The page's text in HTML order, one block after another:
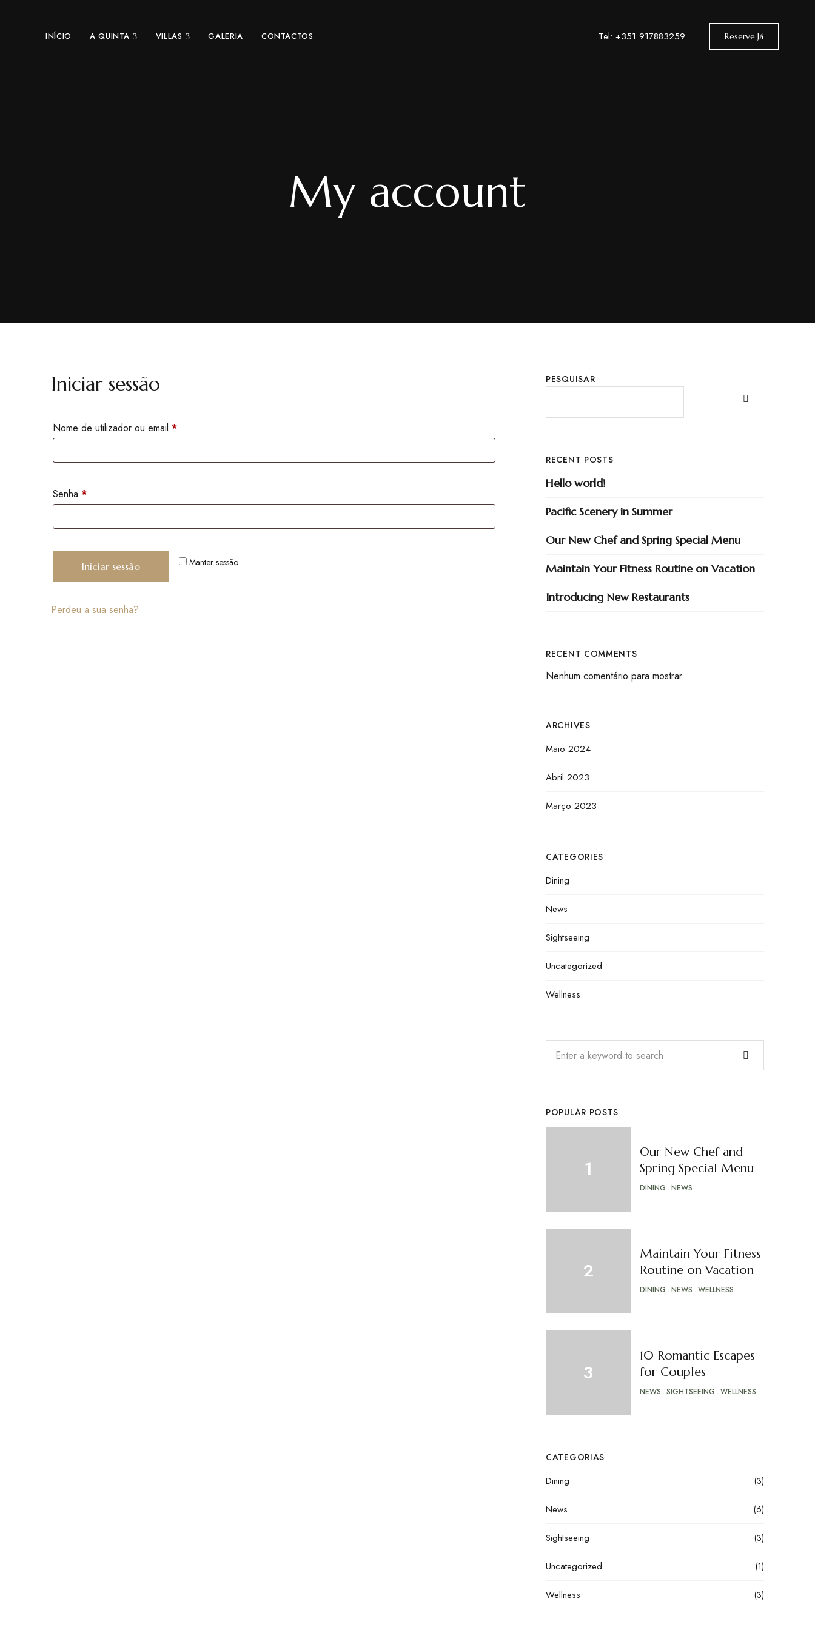
INÍCIO A QUINTA VILLAS GALERIA CONTACTOS Tel: +351 917883259 Reserve Já
My account
Iniciar sessão
Nome de utilizador ou email *
Senha *
Manter sessão
Iniciar sessão
Perdeu a sua senha?
PESQUISAR
RECENT POSTS
Hello world!
Pacific Scenery in Summer
Our New Chef and Spring Special Menu
Maintain Your Fitness Routine on Vacation
Introducing New Restaurants
RECENT COMMENTS
Nenhum comentário para mostrar.
ARCHIVES
Maio 2024
Abril 2023
Março 2023
CATEGORIES
Dining
News
Sightseeing
Uncategorized
Wellness
POPULAR POSTS
Our New Chef and
Spring Special Menu
DINING NEWS
Maintain Your Fitness
Routine on Vacation
DINING NEWS WELLNESS
10 Romantic Escapes
for Couples
NEWS SIGHTSEEING WELLNESS
CATEGORIAS
Dining (3)
News (6)
Sightseeing (3)
Uncategorized (1)
Wellness (3)